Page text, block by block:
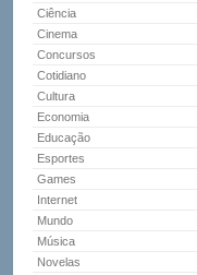
Ciência
Cinema
Concursos
Cotidiano
Cultura
Economia
Educação
Esportes
Games
Internet
Mundo
Música
Novelas